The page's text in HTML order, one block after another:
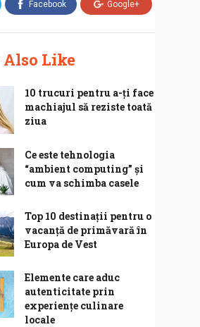
Facebook Google+
Also Like
10 trucuri pentru a-ți face
machiajul să reziste toată
ziua
Ce este tehnologia
“ambient computing” și
cum va schimba casele
Top 10 destinații pentru o
vacanță de primăvară în
Europa de Vest
Elemente care aduc
autenticitate prin
experiențe culinare
locale